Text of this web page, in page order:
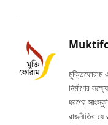
মুক্তিফোরাম
নির্মাণের
ধরণের
রাজনীতির যে